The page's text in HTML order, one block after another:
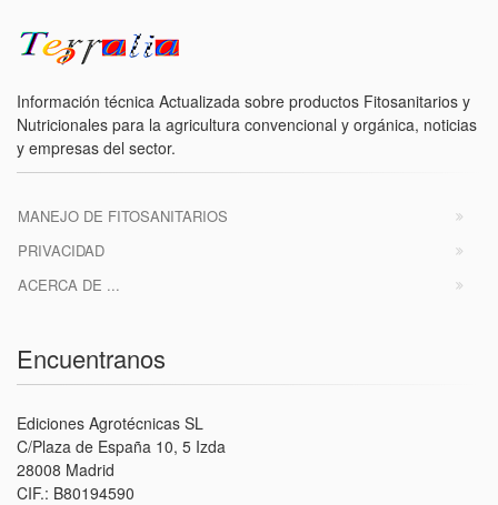
Información técnica Actualizada sobre productos Fitosanitarios y
Nutricionales para la agricultura convencional y orgánica, noticias
y empresas del sector.
MANEJO DE FITOSANITARIOS
PRIVACIDAD
ACERCA DE ...
Encuentranos
Ediciones Agrotécnicas SL
C/Plaza de España 10, 5 Izda
28008 Madrid
CIF.: B80194590